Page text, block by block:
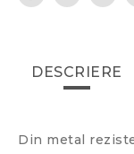
DESCRIERE
Din metal